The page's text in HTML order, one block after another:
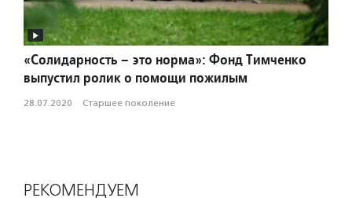
«Солидарность – это норма»: Фонд Тимченко
выпустил ролик о помощи пожилым
28.07.2020 · Старшее поколение
РЕКОМЕНДУЕМ